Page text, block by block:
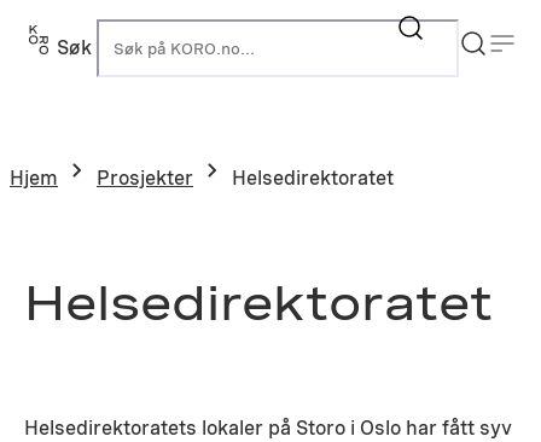
Hopp
Søk
Hjem Prosjekter Helsedirektoratet
Helsedirektoratet
Helsedirektoratets lokaler på Storo i Oslo har fått syv